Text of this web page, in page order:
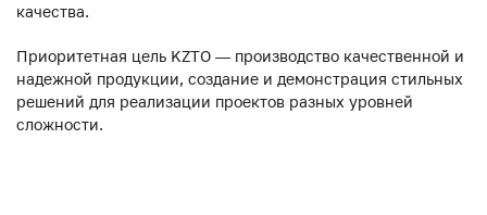
качества.
Приоритетная цель KZTO — производство качественной и
надежной продукции, создание и демонстрация стильных
решений для реализации проектов разных уровней
сложности.